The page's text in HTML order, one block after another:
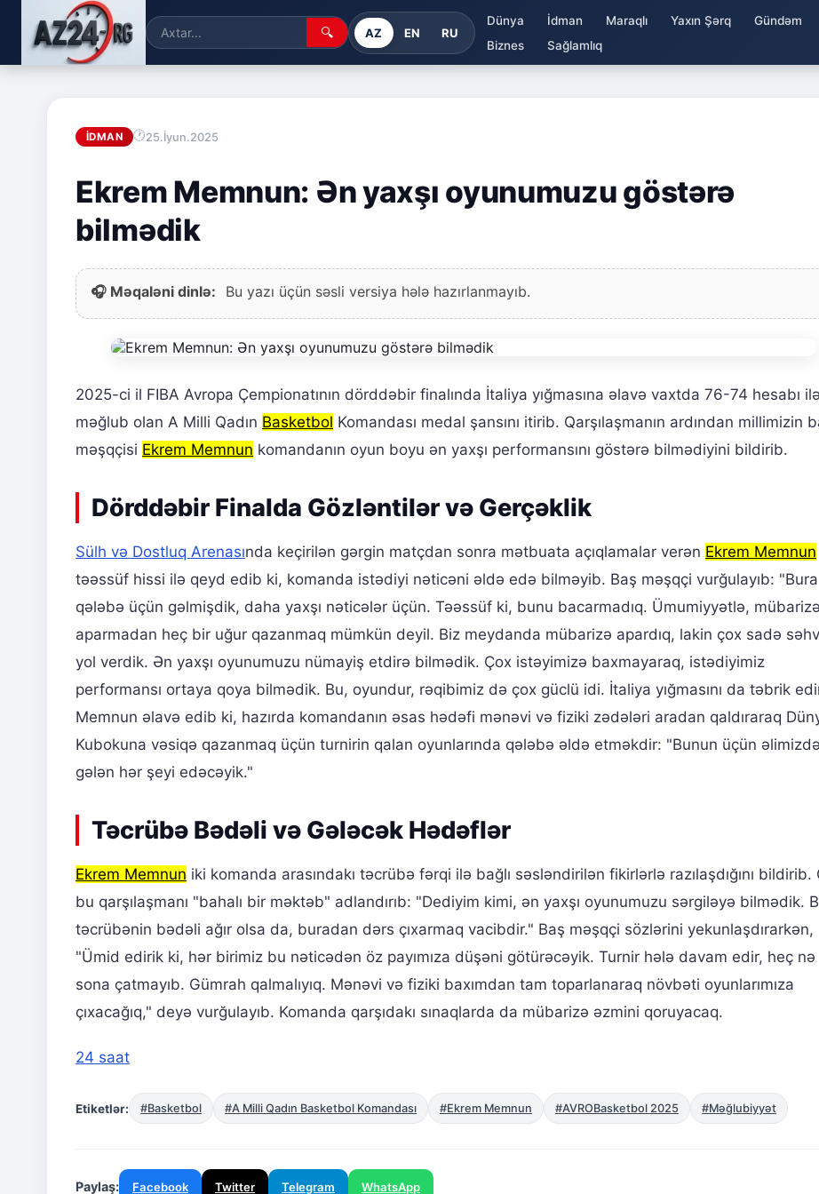
🔍 AZ EN RU
Dünya İdman Maraqlı Yaxın Şərq Gündəm
Biznes
Sağlamlıq
İDMAN 25.İyun.2025
Ekrem Memnun: Ən yaxşı oyunumuzu göstərə
bilmədik
🎧 Məqaləni dinlə: Bu yazı üçün səsli versiya hələ hazırlanmayıb.
2025-ci il FIBA Avropa Çempionatının dörddəbir finalında İtaliya yığmasına əlavə vaxtda 76-74 hesabı ilə
məğlub olan A Milli Qadın Basketbol Komandası medal şansını itirib. Qarşılaşmanın ardından millimizin
məşqçisi Ekrem Memnun komandanın oyun boyu ən yaxşı performansını göstərə bilmədiyini bildirib.
Dörddəbir Finalda Gözləntilər və Gerçəklik
Sülh və Dostluq Arenasında keçirilən gərgin matçdan sonra mətbuata açıqlamalar verən Ekrem Memnun
təəssüf hissi ilə qeyd edib ki, komanda istədiyi nəticəni əldə edə bilməyib. Baş məşqçi vurğulayıb: "Bura
qələbə üçün gəlmişdik, daha yaxşı nəticələr üçün. Təəssüf ki, bunu bacarmadıq. Ümumiyyətlə, mübarizə
aparmadan heç bir uğur qazanmaq mümkün deyil. Biz meydanda mübarizə apardıq, lakin çox sadə
yol verdik. Ən yaxşı oyunumuzu nümayiş etdirə bilmədik. Çox istəyimizə baxmayaraq, istədiyimiz
performansı ortaya qoya bilmədik. Bu, oyundur, rəqibimiz də çox güclü idi. İtaliya yığmasını da təbrik
Memnun əlavə edib ki, hazırda komandanın əsas hədəfi mənəvi və fiziki zədələri aradan qaldıraraq
Kubokuna vəsiqə qazanmaq üçün turnirin qalan oyunlarında qələbə əldə etməkdir: "Bunun üçün
gələn hər şeyi edəcəyik."
Təcrübə Bədəli və Gələcək Hədəflər
Ekrem Memnun iki komanda arasındakı təcrübə fərqi ilə bağlı səsləndirilən fikirlərlə razılaşdığını bildirib.
bu qarşılaşmanı "bahalı bir məktəb" adlandırıb: "Dediyim kimi, ən yaxşı oyunumuzu sərgiləyə bilmədik.
təcrübənin bədəli ağır olsa da, buradan dərs çıxarmaq vacibdir." Baş məşqçi sözlərini yekunlaşdırarkən,
"Ümid edirik ki, hər birimiz bu nəticədən öz payımıza düşəni götürəcəyik. Turnir hələ davam edir, heç nə
sona çatmayıb. Gümrah qalmalıyıq. Mənəvi və fiziki baxımdan tam toparlanaraq növbəti oyunlarımıza
çıxacağıq," deyə vurğulayıb. Komanda qarşıdakı sınaqlarda da mübarizə əzmini qoruyacaq.
24 saat
Etiketlər: #Basketbol #A Milli Qadın Basketbol Komandası #Ekrem Memnun #AVROBasketbol 2025 #Məğlubiyyət
Paylaş: Facebook Twitter Telegram WhatsApp